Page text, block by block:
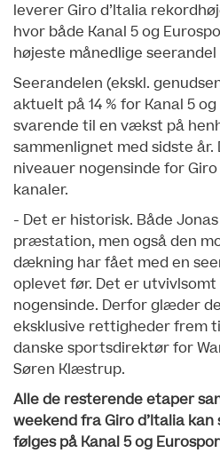
leverer Giro d’Italia
hvor både Kanal 5 og
højeste månedlige seerandel
Seerandelen (ekskl.
aktuelt på 14 % for Kanal 5
svarende til en vækst på
sammenlignet med sidste år.
niveauer nogensinde for
kanaler.
- Det er historisk. Både
præstation, men også den
dækning har fået med en
oplevet før. Det er
nogensinde. Derfor glæder
eksklusive rettigheder frem
danske sportsdirektør for
Søren Klæstrup.
Alle de resterende etaper
weekend fra Giro d’Italia kan
følges på Kanal 5 og